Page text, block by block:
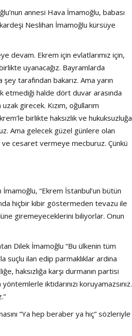
annesi Hava İmamoğlu, babası
Neslihan İmamoğlu kürsüye
devam. Ekrem için evlatlarımız için,
uyanacağız. Bayramlarda
tarafından bakarız. Ama yarın
etmediği halde dört duvar arasında
girecek. Kızım, oğullarım
birlikte haksızlık ve hukuksuzluğa
Ama gelecek güzel günlere olan
ve cesaret vermeye mecburuz. Çünkü
“Ekrem İstanbul’un bütün
hiçbir kibir göstermeden tevazu ile
giremeyeceklerini biliyorlar. Onun
Dilek İmamoğlu “Bu ülkenin tüm
suçlu ilan edip parmaklıklar ardına
haksızlığa karşı durmanın partisi
iktidarınızı koruyamazsınız.
“Ya hep beraber ya hiç” sözleriyle
Haftanın Pusulası